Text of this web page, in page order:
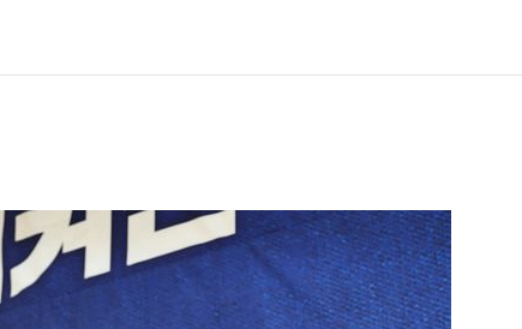
1
신동엽의 ‘농담’으로 드러난
‘대중적 편견’ [이슈]